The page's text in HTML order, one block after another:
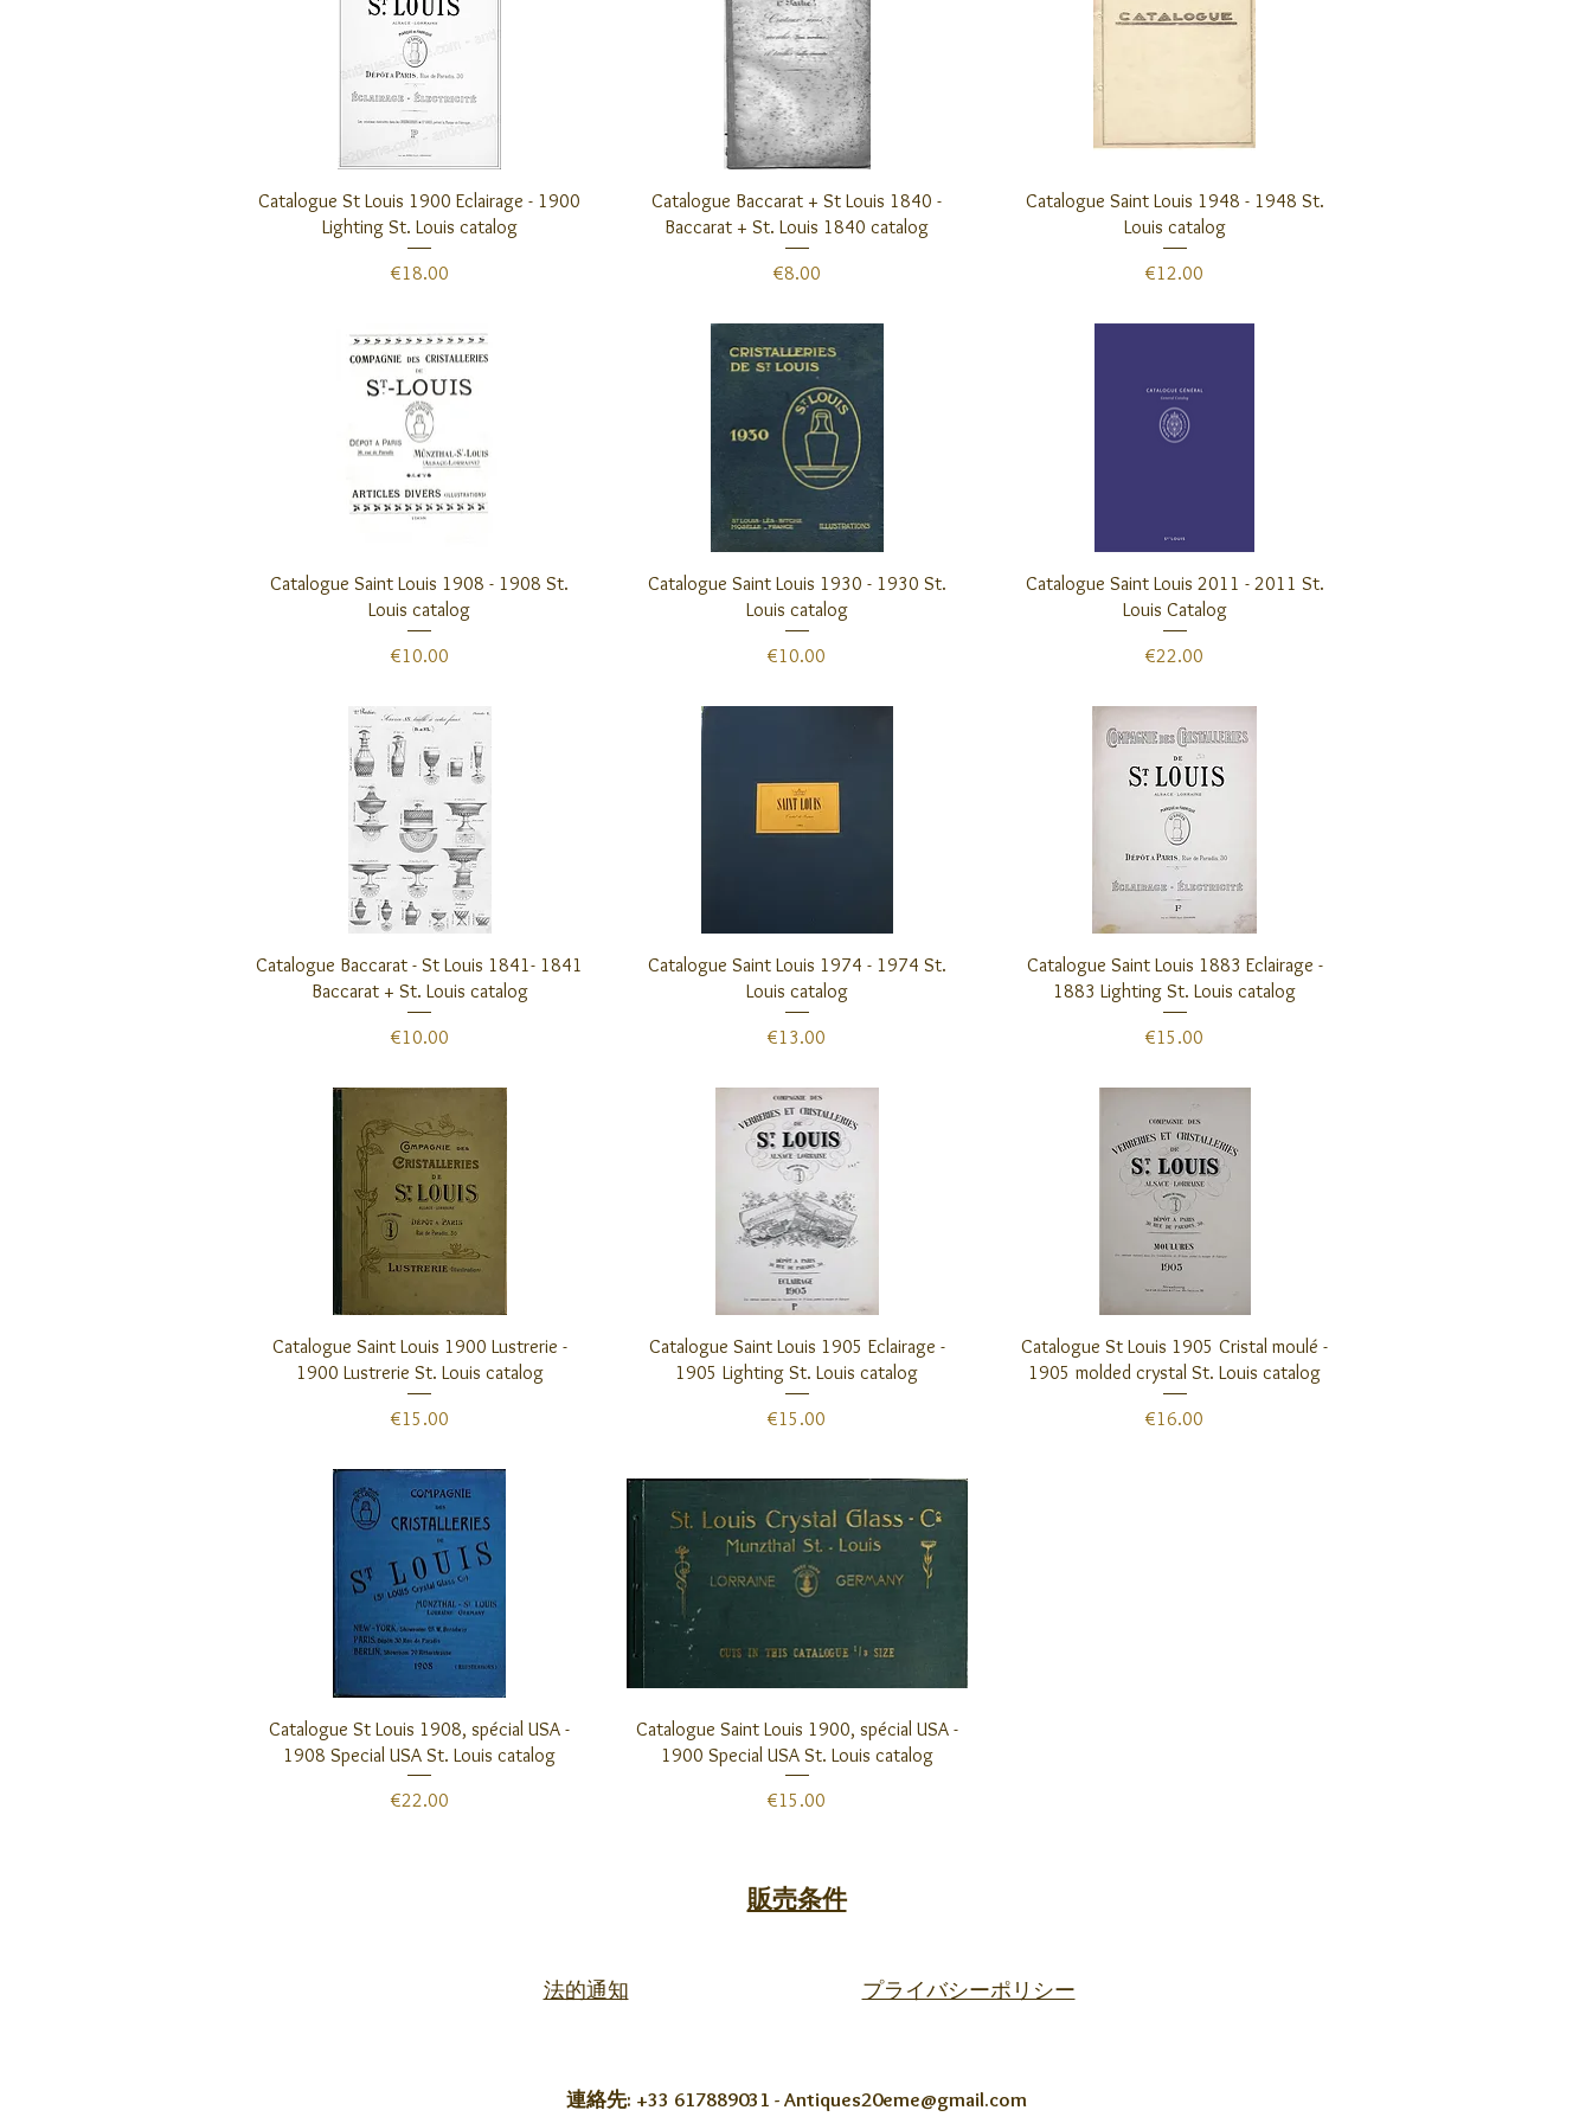
クイックビュー
Catalogue St Louis 1900 Eclairage - 1900
Lighting St. Louis catalog
価格
€18.00
クイックビュー
Catalogue Baccarat + St Louis 1840 -
Baccarat + St. Louis 1840 catalog
価格
€8.00
クイックビュー
Catalogue Saint Louis 1948 - 1948 St.
Louis catalog
価格
€12.00
クイックビュー
Catalogue Saint Louis 1908 - 1908 St.
Louis catalog
価格
€10.00
クイックビュー
Catalogue Saint Louis 1930 - 1930 St.
Louis catalog
価格
€10.00
クイックビュー
Catalogue Saint Louis 2011 - 2011 St.
Louis Catalog
価格
€22.00
クイックビュー
Catalogue Baccarat - St Louis 1841- 1841
Baccarat + St. Louis catalog
価格
€10.00
クイックビュー
Catalogue Saint Louis 1974 - 1974 St.
Louis catalog
価格
€13.00
クイックビュー
Catalogue Saint Louis 1883 Eclairage -
1883 Lighting St. Louis catalog
価格
€15.00
クイックビュー
Catalogue Saint Louis 1900 Lustrerie -
1900 Lustrerie St. Louis catalog
価格
€15.00
クイックビュー
Catalogue Saint Louis 1905 Eclairage -
1905 Lighting St. Louis catalog
価格
€15.00
クイックビュー
Catalogue St Louis 1905 Cristal moulé -
1905 molded crystal St. Louis catalog
価格
€16.00
クイックビュー
Catalogue St Louis 1908, spécial USA -
1908 Special USA St. Louis catalog
価格
€22.00
クイックビュー
Catalogue Saint Louis 1900, spécial USA -
1900 Special USA St. Louis catalog
価格
€15.00
販売条件
法的通知 プライバシーポリシー
連絡先: +33 617889031 - Antiques20eme@gmail.com